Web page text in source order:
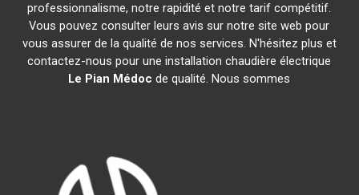
professionnalisme, notre rapidité et notre tarif compétitif.
Vous pouvez consulter leurs avis sur notre site web pour
vous assurer de la qualité de nos services. N'hésitez plus et
contactez-nous pour une installation chaudière électrique
Le Pian Médoc de qualité. Nous sommes